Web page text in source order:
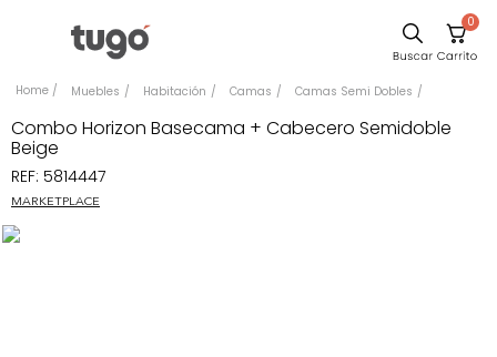
0
Muebles Habitación Camas Camas Semi Dobles
Combo Horizon Basecama + Cabecero Semidoble
Beige
REF: 5814447
MARKETPLACE
Comedor
Silla